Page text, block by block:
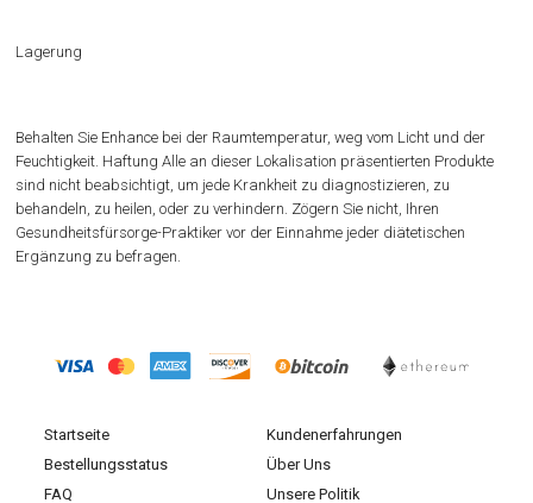
Lagerung
Behalten Sie Enhance bei der Raumtemperatur, weg vom Licht und der
Feuchtigkeit. Haftung Alle an dieser Lokalisation präsentierten Produkte
sind nicht beabsichtigt, um jede Krankheit zu diagnostizieren, zu
behandeln, zu heilen, oder zu verhindern. Zögern Sie nicht, Ihren
Gesundheitsfürsorge-Praktiker vor der Einnahme jeder diätetischen
Ergänzung zu befragen.
Startseite
Unsere Politik
Bestellungsstatus
Kundenerfahrungen
FAQ
Über Uns